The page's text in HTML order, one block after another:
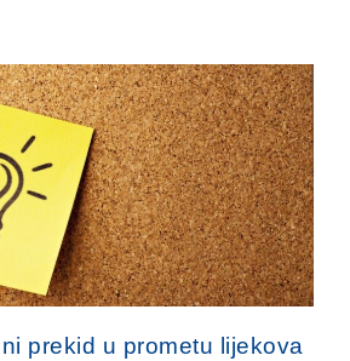
prekid u prometu lijekova